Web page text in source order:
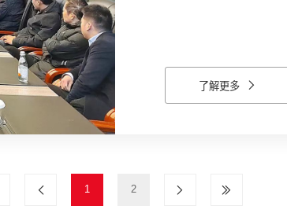
纷表示要以榜样为镜，向
了解更多
1 2